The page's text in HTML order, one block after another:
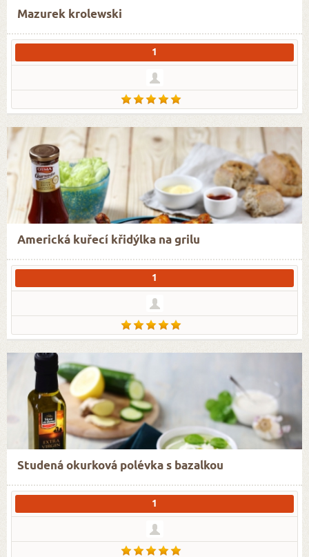
Mazurek krolewski
1
Americká kuřecí křidýlka na grilu
1
Studená okurková polévka s bazalkou
1